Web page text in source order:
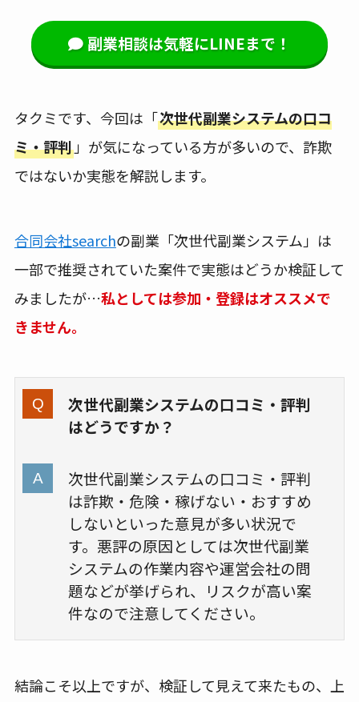
副業相談は気軽にLINEまで！
タクミです、今回は「次世代副業システムの口コ
ミ・評判」が気になっている方が多いので、詐欺
ではないか実態を解説します。
合同会社searchの副業「次世代副業システム」は
一部で推奨されていた案件で実態はどうか検証して
みましたが…私としては参加・登録はオススメで
きません。
次世代副業システムの口コミ・評判
はどうですか？
次世代副業システムの口コミ・評判
は詐欺・危険・稼げない・おすすめ
しないといった意見が多い状況で
す。悪評の原因としては次世代副業
システムの作業内容や運営会社の問
題などが挙げられ、リスクが高い案
件なので注意してください。
結論こそ以上ですが、検証して見えて来たもの、上